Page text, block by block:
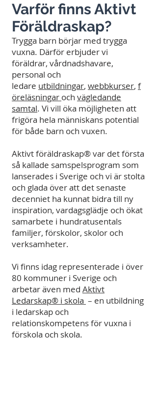
Varför finns Aktivt
Föräldraskap?
Trygga barn börjar med trygga
vuxna. Därför erbjuder vi
föräldrar, vårdnadshavare,
personal och
ledare utbildningar, webbkurser, f
öreläsningar och vägledande
samtal. Vi vill öka möjligheten att
frigöra hela människans potential
för både barn och vuxen. ​
Aktivt föräldraskap® var det första
så kallade samspelsprogram som
lanserades i Sverige och vi är stolta
och glada över att det senaste
decenniet ha kunnat bidra till ny
inspiration, vardagsglädje och ökat
samarbete i hundratusentals
familjer, förskolor, skolor och
verksamheter.
Vi finns idag representerade i över
80 kommuner i Sverige och
arbetar även med Aktivt
Ledarskap® i skola – en utbildning
i ledarskap och
relationskompetens för vuxna i
förskola och skola.